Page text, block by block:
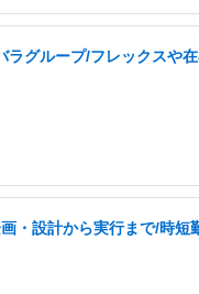
ラグループ/フレックスや
・設計から実行まで/時